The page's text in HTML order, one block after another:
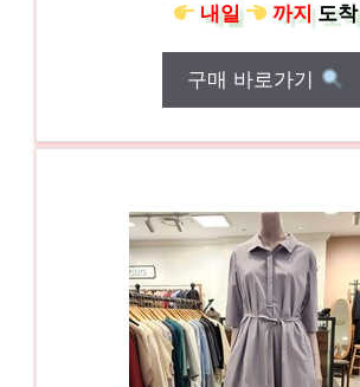
내일
까지도착
구매 바로가기